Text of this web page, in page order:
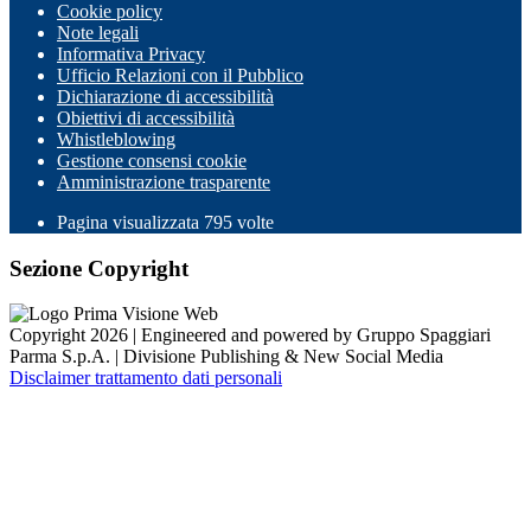
Cookie policy
Note legali
Informativa Privacy
Ufficio Relazioni con il Pubblico
Dichiarazione di accessibilità
Obiettivi di accessibilità
Whistleblowing
Gestione consensi cookie
Amministrazione trasparente
Pagina visualizzata 795 volte
Sezione Copyright
Copyright 2026 | Engineered and powered by Gruppo Spaggiari
Parma S.p.A. | Divisione Publishing & New Social Media
Disclaimer trattamento dati personali